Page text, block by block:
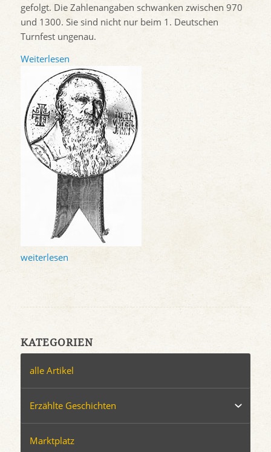
gefolgt. Die Zahlenangaben schwanken zwischen 970
und 1300. Sie sind nicht nur beim 1. Deutschen
Turnfest ungenau.
Weiterlesen
weiterlesen
KATEGORIEN
alle Artikel
Erzählte Geschichten
Marktplatz